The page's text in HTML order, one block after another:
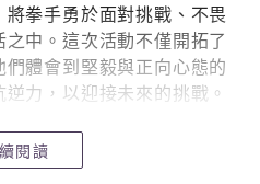
拳手勇於面對挑戰、不畏
中。這次活動不僅開拓了
體會到堅毅與正向心態的
力，以迎接未來的挑戰。
：閱讀